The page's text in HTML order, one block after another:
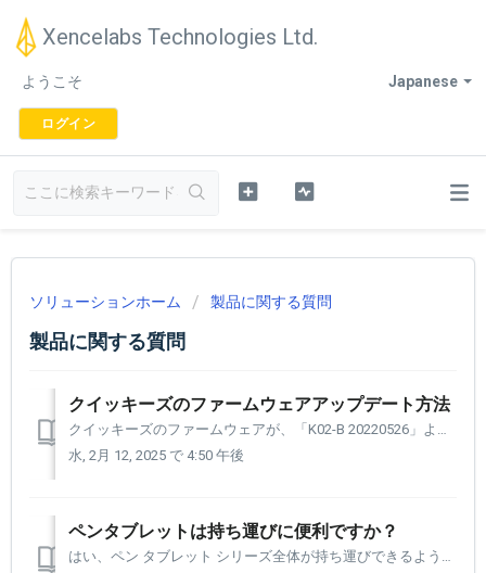
Xencelabs Technologies Ltd.
Japanese
ようこそ
ログイン
ソリューションホーム 製品に関する質問
製品に関する質問
クイッキーズのファームウェアアップデート方法
クイッキーズのファームウェアが、「K02-B 20220526」よりも以前のバージョンの場合、クイッキーズの電源がONにならない場合があります。 この動作の回避策は、クイッキーズのファームウェアを更新することです。 アップデート手順を以下に掲載しておりますので、該当するお客様は適用してください。...
水, 2月 12, 2025 で 4:50 午後
ペンタブレットは持ち運びに便利ですか？
はい、ペン タブレット シリーズ全体が持ち運びできるように設計されています。 オフィスや学校、あるいは楽しい芸術旅行に持っていっても、ペンタブレットの動きに感動するでしょう。 すべてのペン タブレットにはトラベル スリーブが付属しています。 これにより、ペン タブレットとペン タブレットのすべての付属品...